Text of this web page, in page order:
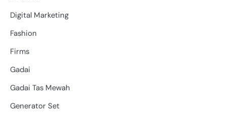
Digital Marketing
Fashion
Firms
Gadai
Gadai Tas Mewah
Generator Set